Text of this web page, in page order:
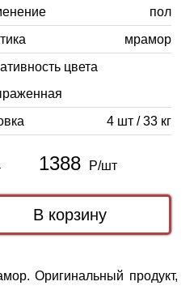
пол
мрамор
цвета
4 шт / 33 кг
1388 Р/шт
Оригинальный продукт,